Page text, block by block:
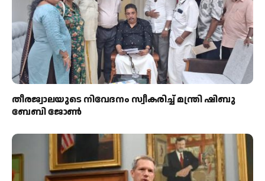
തീരജ്വാലയുടെ നിവേദനം സ്വീകരിച്ച് മന്ത്രി ഷിബു
ബേബി ജോൺ